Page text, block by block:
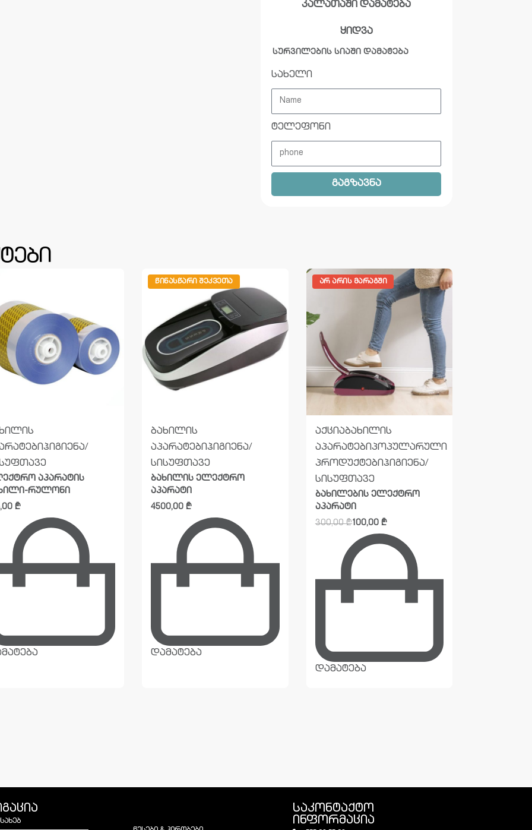
კალათაში დამატება
ყიდვა
სურვილების სიაში დამატება
სახელი
ტელეფონი
გაგზავნა
ჰიგიენა/
აპარატის
რულონი
₾
ᲬᲘᲜᲐᲡᲬᲐᲠᲘ ᲨᲔᲙᲕᲔᲗᲐ
ბახილის
აპარატებიჰიგიენა/
სისუფთავე
ბახილის ელექტრო
აპარატი
4500,00₾
დამატება
ᲐᲠ ᲐᲠᲘᲡ ᲛᲐᲠᲐᲒᲨᲘ
აქციაბახილის
აპარატებიპოპულარული
პროდუქტებიჰიგიენა/
სისუფთავე
ბახილების ელექტრო
აპარატი
300,00₾100,00 ₾
დამატება
საკონტაქტო
ინფორმაცია